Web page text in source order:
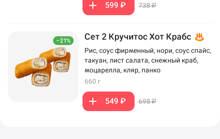
599 ₽ 738 ₽
–21% Сет 2 Кручитос Хот Крабс
Рис, соус фирменный, нори, соус спайс,
такуан, лист салата, снежный краб,
моцарелла, кляр, панко
660 г
549 ₽ 698 ₽